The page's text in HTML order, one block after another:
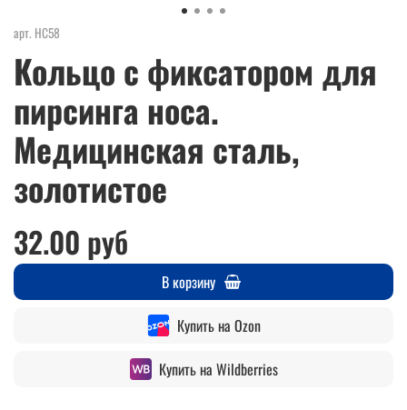
арт. НС58
Кольцо с фиксатором для
пирсинга носа.
Медицинская сталь,
золотистое
32.00 руб
В корзину
Купить на Ozon
Купить на Wildberries